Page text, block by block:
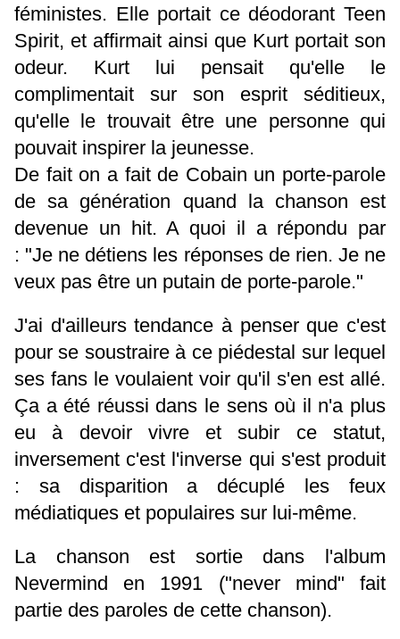
féministes. Elle portait ce déodorant Teen
Spirit, et affirmait ainsi que Kurt portait son
odeur. Kurt lui pensait qu'elle le
complimentait sur son esprit séditieux,
qu'elle le trouvait être une personne qui
pouvait inspirer la jeunesse.
De fait on a fait de Cobain un porte-parole
de sa génération quand la chanson est
devenue un hit. A quoi il a répondu par
: "Je ne détiens les réponses de rien. Je ne
veux pas être un putain de porte-parole."
J'ai d'ailleurs tendance à penser que c'est
pour se soustraire à ce piédestal sur lequel
ses fans le voulaient voir qu'il s'en est allé.
Ça a été réussi dans le sens où il n'a plus
eu à devoir vivre et subir ce statut,
inversement c'est l'inverse qui s'est produit
: sa disparition a décuplé les feux
médiatiques et populaires sur lui-même.
La chanson est sortie dans l'album
Nevermind en 1991 ("never mind" fait
partie des paroles de cette chanson).